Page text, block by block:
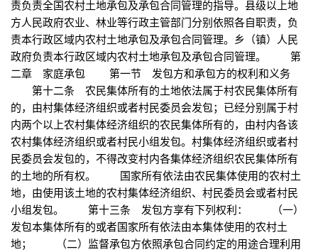
责负责全国农村土地承包及承包合同管理的指导。县级以上地
方人民政府农业、林业等行政主管部门分别依照各自职责，负
责本行政区域内农村土地承包及承包合同管理。乡（镇）人民
政府负责本行政区域内农村土地承包及承包合同管理。 第
二章 家庭承包 第一节 发包方和承包方的权利和义务
第十二条 农民集体所有的土地依法属于村农民集体所有
的，由村集体经济组织或者村民委员会发包；已经分别属于村
内两个以上农村集体经济组织的农民集体所有的，由村内各该
农村集体经济组织或者村民小组发包。村集体经济组织或者村
民委员会发包的，不得改变村内各集体经济组织农民集体所有
的土地的所有权。 国家所有依法由农民集体使用的农村土
地，由使用该土地的农村集体经济组织、村民委员会或者村民
小组发包。 第十三条 发包方享有下列权利： （一）
发包本集体所有的或者国家所有依法由本集体使用的农村土
地； （二）监督承包方依照承包合同约定的用途合理利用